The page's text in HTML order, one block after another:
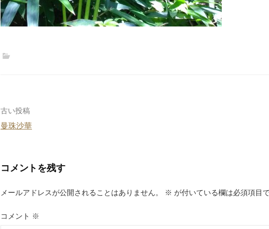
投
稿
ビ
ゲ
ー
古い投稿
曼珠沙華
コメントを残す
メールアドレスが公開されることはありません。 ※ が付いている欄は必須項目
コメント ※